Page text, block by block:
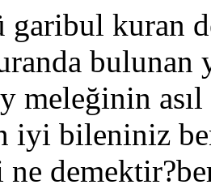
kuran
meleğinin
iyi bileniniz